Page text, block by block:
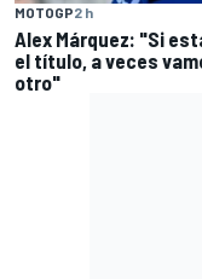
MOTOGP2 h
Alex Márquez: "Si
el título, a veces
otro"